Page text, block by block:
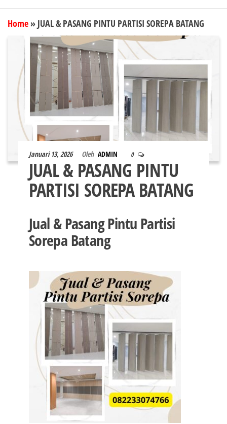
Home » JUAL & PASANG PINTU PARTISI SOREPA BATANG
Januari 13, 2026 Oleh ADMIN 0
JUAL & PASANG PINTU
PARTISI SOREPA BATANG
Jual & Pasang Pintu Partisi
Sorepa Batang